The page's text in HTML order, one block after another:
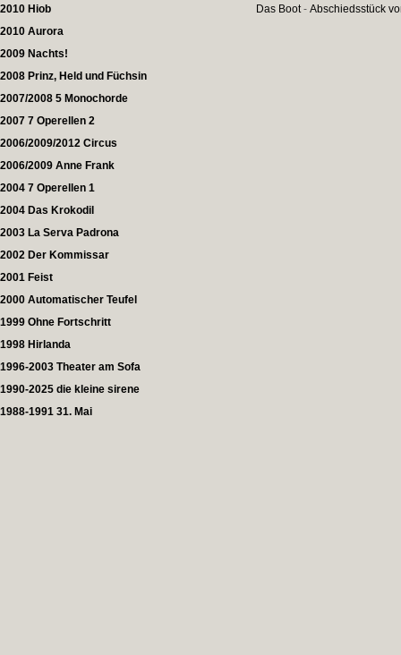
2010 Hiob
2010 Aurora
2009 Nachts!
2008 Prinz, Held und Füchsin
2007/2008 5 Monochorde
2007 7 Operellen 2
2006/2009/2012 Circus
2006/2009 Anne Frank
2004 7 Operellen 1
2004 Das Krokodil
2003 La Serva Padrona
2002 Der Kommissar
2001 Feist
2000 Automatischer Teufel
1999 Ohne Fortschritt
1998 Hirlanda
1996-2003 Theater am Sofa
1990-2025 die kleine sirene
1988-1991 31. Mai
Das Boot-Abschiedsstück